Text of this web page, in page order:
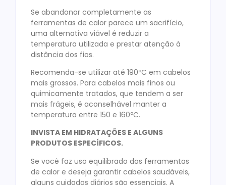
Se abandonar completamente as
ferramentas de calor parece um sacrifício,
uma alternativa viável é reduzir a
temperatura utilizada e prestar atenção à
distância dos fios.
Recomenda-se utilizar até 190ºC em cabelos
mais grossos. Para cabelos mais finos ou
quimicamente tratados, que tendem a ser
mais frágeis, é aconselhável manter a
temperatura entre 150 e 160ºC.
INVISTA EM HIDRATAÇÕES E ALGUNS
PRODUTOS ESPECÍFICOS.
Se você faz uso equilibrado das ferramentas
de calor e deseja garantir cabelos saudáveis,
alguns cuidados diários são essenciais. A